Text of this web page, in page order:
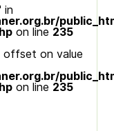
in
on line 235
offset on value
on line 235